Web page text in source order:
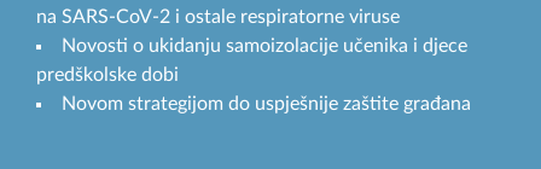
na SARS-CoV-2 i ostale respiratorne viruse
Novosti o ukidanju samoizolacije učenika i djece
predškolske dobi
Novom strategijom do uspješnije zaštite građana